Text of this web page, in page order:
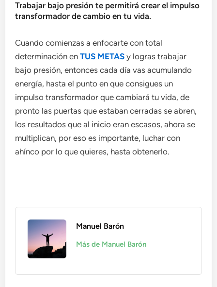
Trabajar bajo presión te permitirá crear el impulso
transformador de cambio en tu vida.
Cuando comienzas a enfocarte con total
determinación enTUS METAS y logras trabajar
bajo presión, entonces cada día vas acumulando
energía, hasta el punto en que consigues un
impulso transformador que cambiará tu vida, de
pronto las puertas que estaban cerradas se abren,
los resultados que al inicio eran escasos, ahora se
multiplican, por eso es importante, luchar con
ahínco por lo que quieres, hasta obtenerlo.
Manuel Barón
Más de Manuel Barón